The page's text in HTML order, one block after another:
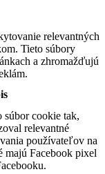
relevantných
Tieto súbory
a zhromažďujú
súbor cookie tak,
relevantné
používateľov na
majú Facebook pixel